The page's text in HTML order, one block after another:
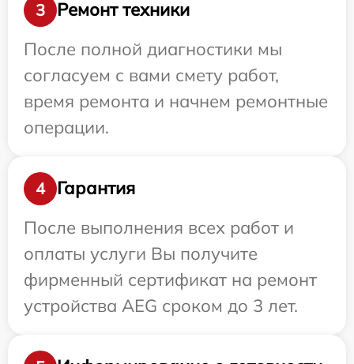
3
Ремонт техники
После полной диагностики мы
согласуем с вами смету работ,
время ремонта и начнем ремонтные
операции.
4
Гарантия
После выполнения всех работ и
оплаты услуги Вы получите
фирменный сертификат на ремонт
устройства AEG сроком до 3 лет.